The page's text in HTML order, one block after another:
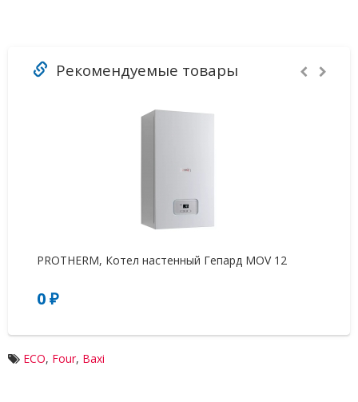
Рекомендуемые товары
PROTHERM, Котел настенный Гепард MOV 12
0 ₽
ECO, Four, Baxi